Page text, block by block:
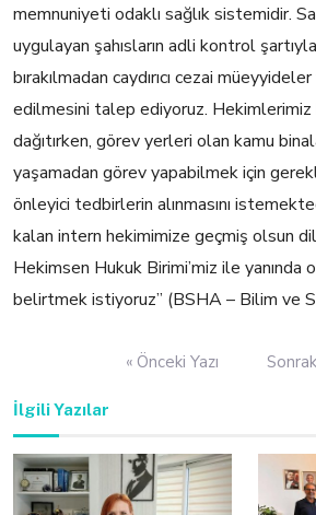
memnuniyeti odaklı sağlık sistemidir.
uygulayan şahısların adli kontrol
bırakılmadan caydırıcı cezai
edilmesini talep ediyoruz. Hekimlerimiz
dağıtırken, görev yerleri olan kamu
yaşamadan görev yapabilmek için
önleyici tedbirlerin alınmasını
kalan intern hekimimize geçmiş olsun
Hekimsen Hukuk Birimi’miz ile yanında
belirtmek istiyoruz” (BSHA – Bilim ve
« Önceki Yazı
İlgili Yazılar